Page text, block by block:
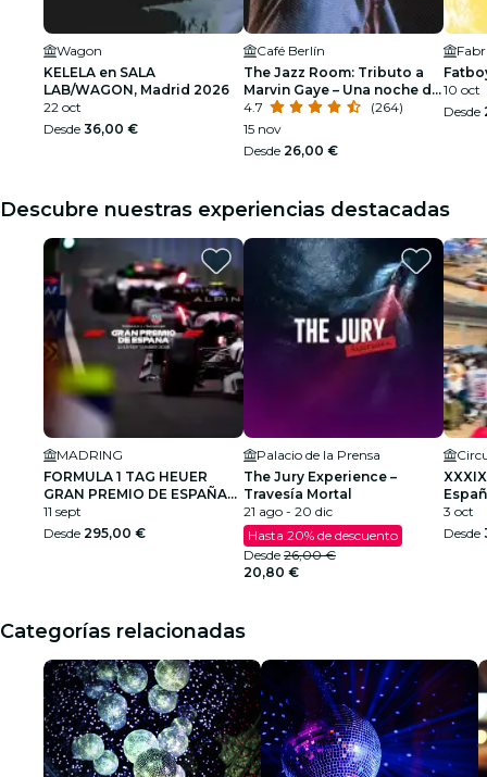
Wagon
KELELA en SALA
LAB/WAGON, Madrid 2026
22 oct
Desde 36,00 €
Café Berlín
The Jazz Room: Tributo a
Marvin Gaye – Una noche de
soul
4.7
(264)
15 nov
Desde 26,00 €
10 oct
Desde
Descubre nuestras experiencias destacadas
MADRING
FORMULA 1 TAG HEUER
GRAN PREMIO DE ESPAÑA
2026
11 sept
Desde 295,00 €
Palacio de la Prensa
The Jury Experience –
Travesía Mortal
21 ago - 20 dic
Hasta 20% de descuento
Desde 26,00 €
20,80 €
3 oct
Desde
Categorías relacionadas